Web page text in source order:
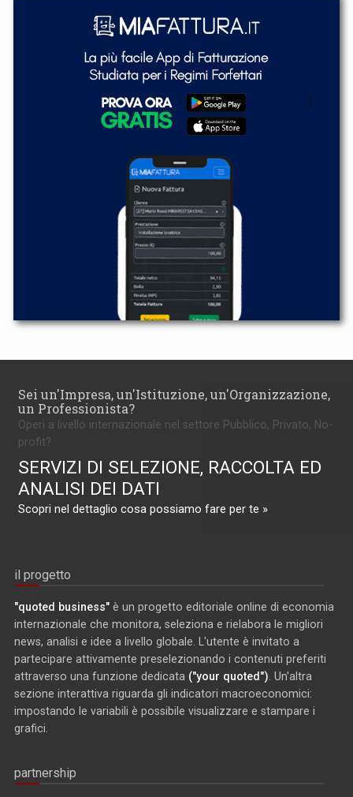
Sei un'Impresa, un'Istituzione, un'Organizzazione,
un Professionista?
Operi a livello internazionale nel settore Pubblico, Privato, No-
profit?
SERVIZI DI SELEZIONE, RACCOLTA ED
ANALISI DEI DATI
Scopri nel dettaglio cosa possiamo fare per te »
il progetto
"quoted business" è un progetto editoriale online di economia
internazionale che monitora, seleziona e rielabora le migliori
news, analisi e idee a livello globale. L'utente è invitato a
partecipare attivamente preselezionando i contenuti preferiti
attraverso una funzione dedicata ("your quoted") . Un'altra
sezione interattiva riguarda gli indicatori macroeconomici:
impostando le variabili è possibile visualizzare e stampare i
grafici.
partnership